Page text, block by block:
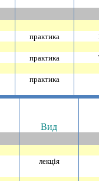
практика
практика
практика
Вид
лекцiя